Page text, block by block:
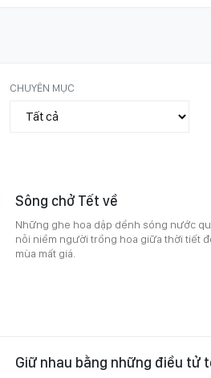
CHUYÊN MỤC
Sông chở Tết về
Những ghe hoa dập dềnh sóng nước
nỗi niềm người trồng hoa giữa thời tiết
mùa mất giá.
Giữ nhau bằng những điều tử